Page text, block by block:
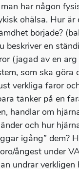
har någon
ohälsa. Hur
började?
beskriver en
(jagad av en
som ska
verkliga faror
tänker på en
handlar om
och hur
igång” dem?
ångest under
undrar